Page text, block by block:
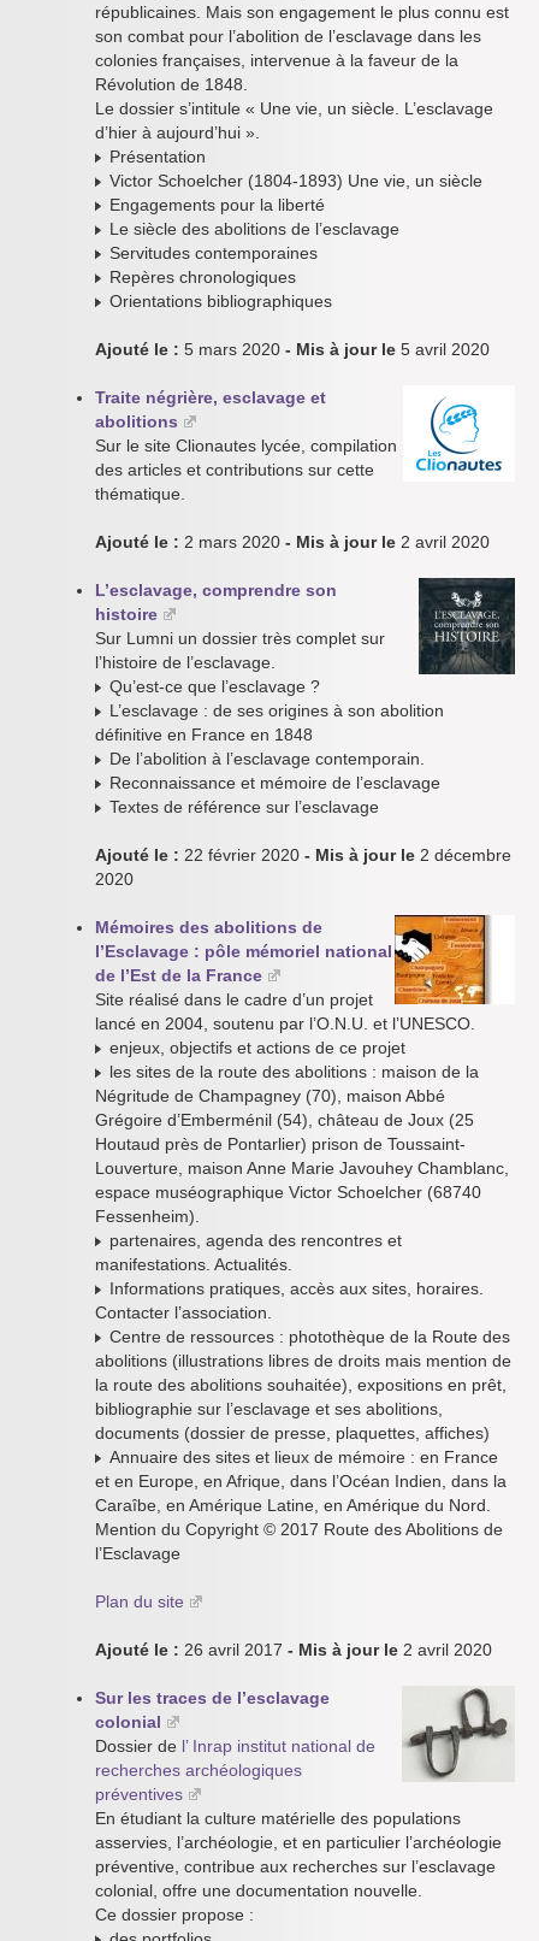
républicaines. Mais son engagement le plus connu est
son combat pour l’abolition de l’esclavage dans les
colonies françaises, intervenue à la faveur de la
Révolution de 1848.
Le dossier s’intitule « Une vie, un siècle. L’esclavage
d’hier à aujourd’hui ».
Présentation
Victor Schoelcher (1804-1893) Une vie, un siècle
Engagements pour la liberté
Le siècle des abolitions de l’esclavage
Servitudes contemporaines
Repères chronologiques
Orientations bibliographiques
Ajouté le : 5 mars 2020 - Mis à jour le 5 avril 2020
Traite négrière, esclavage et
abolitions
Sur le site Clionautes lycée, compilation
des articles et contributions sur cette
thématique.
Ajouté le : 2 mars 2020 - Mis à jour le 2 avril 2020
L’esclavage, comprendre son
histoire
Sur Lumni un dossier très complet sur
l’histoire de l’esclavage.
Qu’est-ce que l’esclavage ?
L’esclavage : de ses origines à son abolition
définitive en France en 1848
De l’abolition à l’esclavage contemporain.
Reconnaissance et mémoire de l’esclavage
Textes de référence sur l’esclavage
Ajouté le : 22 février 2020 - Mis à jour le 2 décembre
2020
Mémoires des abolitions de
l’Esclavage : pôle mémoriel national
de l’Est de la France
Site réalisé dans le cadre d’un projet
lancé en 2004, soutenu par l’O.N.U. et l’UNESCO.
enjeux, objectifs et actions de ce projet
les sites de la route des abolitions : maison de la
Négritude de Champagney (70), maison Abbé
Grégoire d’Emberménil (54), château de Joux (25
Houtaud près de Pontarlier) prison de Toussaint-
Louverture, maison Anne Marie Javouhey Chamblanc,
espace muséographique Victor Schoelcher (68740
Fessenheim).
partenaires, agenda des rencontres et
manifestations. Actualités.
Informations pratiques, accès aux sites, horaires.
Contacter l’association.
Centre de ressources : photothèque de la Route des
abolitions (illustrations libres de droits mais mention de
la route des abolitions souhaitée), expositions en prêt,
bibliographie sur l’esclavage et ses abolitions,
documents (dossier de presse, plaquettes, affiches)
Annuaire des sites et lieux de mémoire : en France
et en Europe, en Afrique, dans l’Océan Indien, dans la
Caraîbe, en Amérique Latine, en Amérique du Nord.
Mention du Copyright © 2017 Route des Abolitions de
l’Esclavage
Plan du site
Ajouté le : 26 avril 2017 - Mis à jour le 2 avril 2020
Sur les traces de l’esclavage
colonial
Dossier de l’ Inrap institut national de
recherches archéologiques
préventives
En étudiant la culture matérielle des populations
asservies, l’archéologie, et en particulier l’archéologie
préventive, contribue aux recherches sur l’esclavage
colonial, offre une documentation nouvelle.
Ce dossier propose :